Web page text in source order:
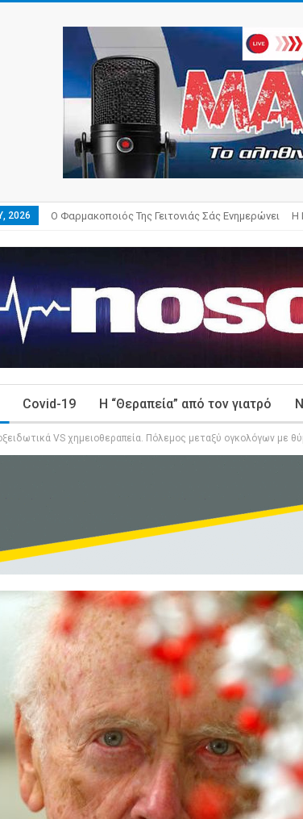
2026 Ο Φαρμακοποιός Της Γειτονιάς Σάς Ενημερώνει Η
Covid-19 Η “Θεραπεία” από τον γιατρό
VS χημειοθεραπεία. Πόλεμος μεταξύ ογκολόγων με